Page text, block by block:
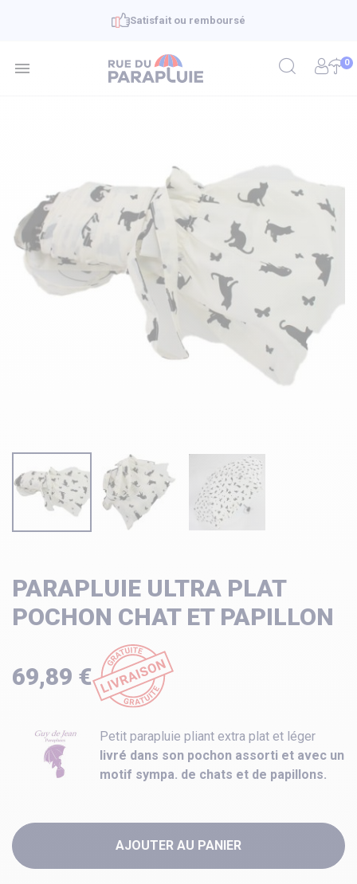
Satisfait ou remboursé
 0
PARAPLUIE ULTRA PLAT
POCHON CHAT ET PAPILLON
69,89 €
Petit parapluie pliant extra plat et léger
livré dans son pochon assorti et avec un
motif sympa. de chats et de papillons.
AJOUTER AU PANIER